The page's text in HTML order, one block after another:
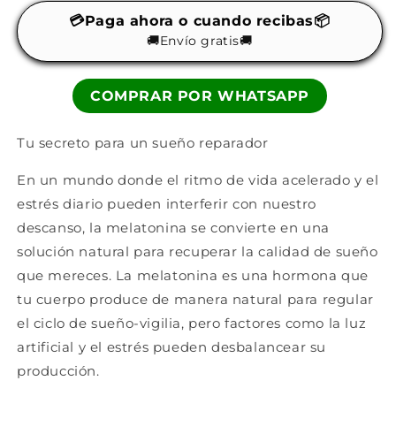
💳Paga ahora o cuando recibas📦
🚚Envío gratis🚚
COMPRAR POR WHATSAPP
Tu secreto para un sueño reparador
En un mundo donde el ritmo de vida acelerado y el
estrés diario pueden interferir con nuestro
descanso, la melatonina se convierte en una
solución natural para recuperar la calidad de sueño
que mereces. La melatonina es una hormona que
tu cuerpo produce de manera natural para regular
el ciclo de sueño-vigilia, pero factores como la luz
artificial y el estrés pueden desbalancear su
producción.